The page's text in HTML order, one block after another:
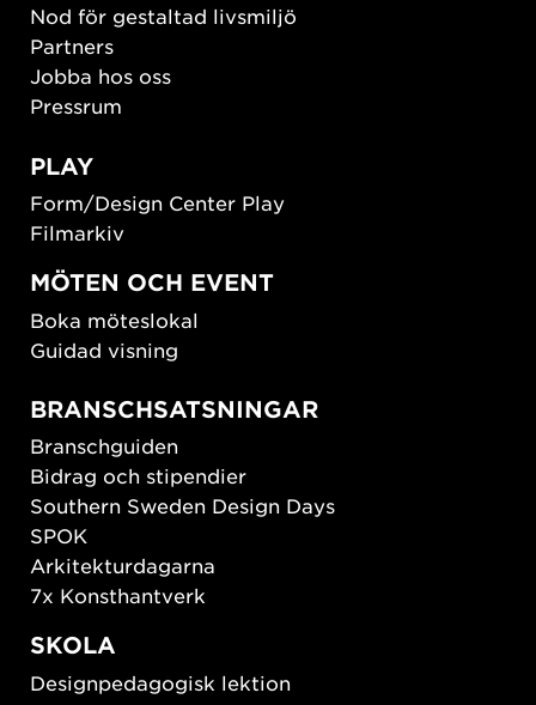
Nod för gestaltad livsmiljö
Partners
Jobba hos oss
Pressrum
PLAY
Form/Design Center Play
Filmarkiv
MÖTEN OCH EVENT
Boka möteslokal
Guidad visning
BRANSCHSATSNINGAR
Branschguiden
Bidrag och stipendier
Southern Sweden Design Days
SPOK
Arkitekturdagarna
7x Konsthantverk
SKOLA
Designpedagogisk lektion